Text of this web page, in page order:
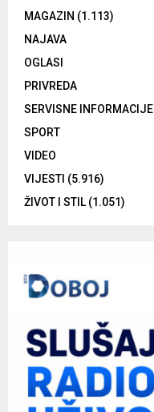
MAGAZIN (1.113)
NAJAVA
OGLASI
PRIVREDA
SERVISNE INFORMACIJE
SPORT
VIDEO
VIJESTI (5.916)
ŽIVOT I STIL (1.051)